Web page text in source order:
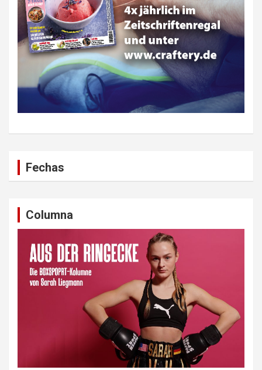
Fechas
Columna